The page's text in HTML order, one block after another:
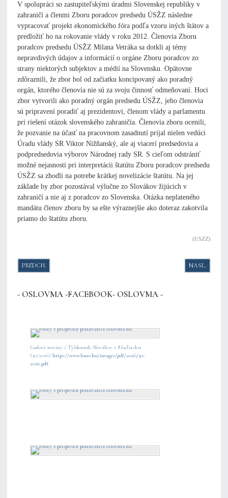
V spolupráci so zastupiteľskými úradmi Slovenskej republiky v
zahraničí a členmi Zboru poradcov predsedu ÚSŽZ následne
vypracovať projekt ekonomického fóra podľa vzoru iných štátov a
predložiť ho na rokovanie vlády v roku 2012. Členovia Zboru
poradcov predsedu ÚSŽZ Milana Vetráka sa dotkli aj témy
nepravdivých údajov a informácií o orgáne Zboru poradcov zo
strany niektorých subjektov a médií na Slovensku. Opätovne
zdôraznili, že zbor bol od začiatku koncipovaný ako poradný
orgán, ktorého členovia nie sú za svoju činnosť odmeňovaní. Hoci
zbor vytvorili ako poradný orgán predsedu ÚSŽZ, jeho členovia
sú pripravení poradiť aj prezidentovi, členom vlády a parlamentu
pri riešení otázok slovenského zahraničia. Členovia zboru ocenili,
že pozvanie na účasť na pracovnom zasadnutí prijal nielen vedúci
Úradu vlády SR Viktor Nižňanský, ale aj viacerí predsedovia a
podpredsedovia výborov Národnej rady SR. S cieľom odstrániť
možné nejasnosti pri interpretácii štatútu Zboru poradcov predsedu
ÚSŽZ sa zhodli na potrebe krátkej novelizácie štatútu. Na jej
základe by zbor pozostával výlučne zo Slovákov žijúcich v
zahraničí a nie aj z poradcov zo Slovenska. Otázka neplateného
mandátu členov zboru by sa ešte výraznejšie ako doteraz zakotvila
priamo do štatútu zboru.
(USZZ)
PREDCHÁDZAJÚCI ČLÁNOK: KOMISIA SA ZHODLA V HLAVNÝCH
PREDCH. NASL.
- OSLOVMA -FACEBOOK- OSLOVMA -
Ľudové noviny / Týždenník Slovákov v Maďarsku
(30/2026) https://www.luno.hu/images/pdf/2026/30-
2026.pdf